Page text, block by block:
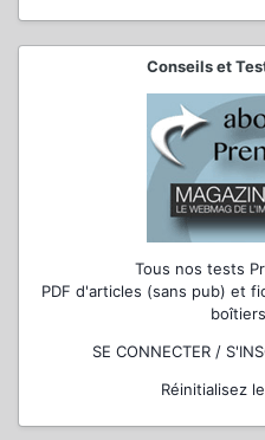
Conseils et
Tous nos tests
PDF d'articles (sans pub) et
SE CONNECTER /
Réinitialisez